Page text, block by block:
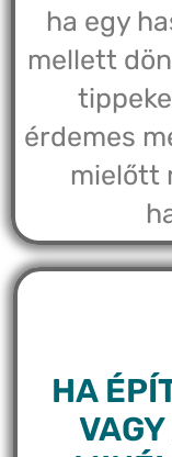
ha egy
mellett
érdemes
mielőtt
HA